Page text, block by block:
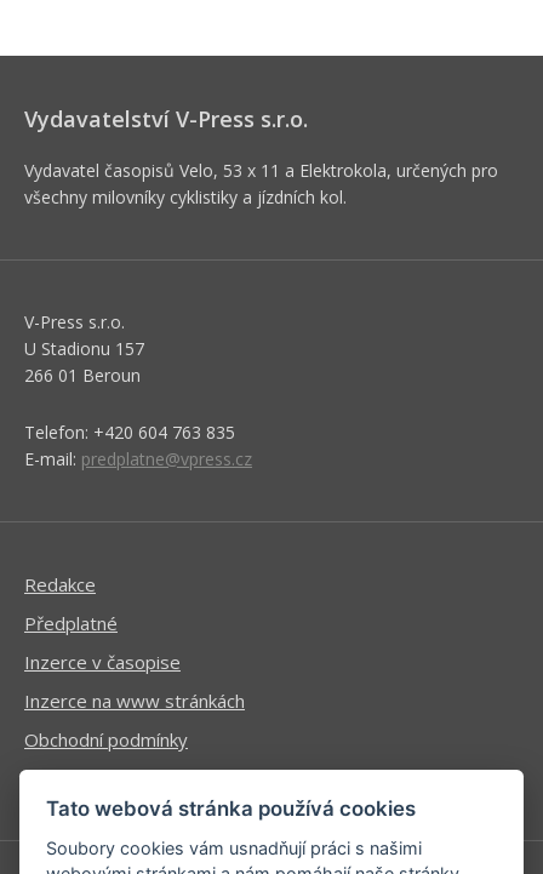
Vydavatelství V-Press s.r.o.
Vydavatel časopisů Velo, 53 x 11 a Elektrokola, určených pro
všechny milovníky cyklistiky a jízdních kol.
V-Press s.r.o.
U Stadionu 157
266 01 Beroun
Telefon: +420 604 763 835
E-mail: predplatne@vpress.cz
Redakce
Předplatné
Inzerce v časopise
Inzerce na www stránkách
Obchodní podmínky
Ochrana osobních údajů
Tato webová stránka používá cookies
Soubory cookies vám usnadňují práci s našimi